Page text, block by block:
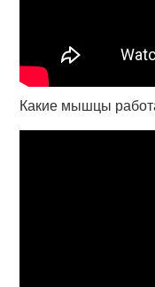
Какие мышцы